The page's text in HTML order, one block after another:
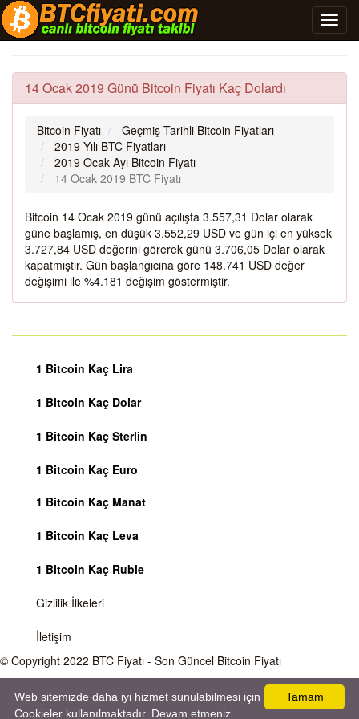
14 Ocak 2019 Günü Bitcoin Fiyatı Kaç Dolardı
Bitcoin Fiyatı
Geçmiş Tarihli Bitcoin Fiyatları
2019 Yılı BTC Fiyatları
2019 Ocak Ayı Bitcoin Fiyatı
14 Ocak 2019 BTC Fiyatı
Bitcoin 14 Ocak 2019 günü açılışta 3.557,31 Dolar olarak
güne başlamış, en düşük 3.552,29 USD ve gün içi en yüksek
3.727,84 USD değerini görerek günü 3.706,05 Dolar olarak
kapatmıştır. Gün başlangıcına göre 148.741 USD değer
değişimi ile %4.181 değişim göstermiştir.
1 Bitcoin Kaç Lira
1 Bitcoin Kaç Dolar
1 Bitcoin Kaç Sterlin
1 Bitcoin Kaç Euro
1 Bitcoin Kaç Manat
1 Bitcoin Kaç Leva
1 Bitcoin Kaç Ruble
Gizlilik İlkeleri
İletişim
© Copyright 2022 BTC Fiyatı - Son Güncel Bitcoin Fiyatı
Bitcoin fiyatı sürekli olarak değişmektedir, 7 gün 24 saat kripto para piyasaları
aktiftir. Sitemiz sadece bilgilendirme amacı gütmektedir, herhangi bir kripto paraya
Tamam
Web sitemizde daha iyi hizmet sunulabilmesi için
Cookieler kullanılmaktadır. Devam etmeniz